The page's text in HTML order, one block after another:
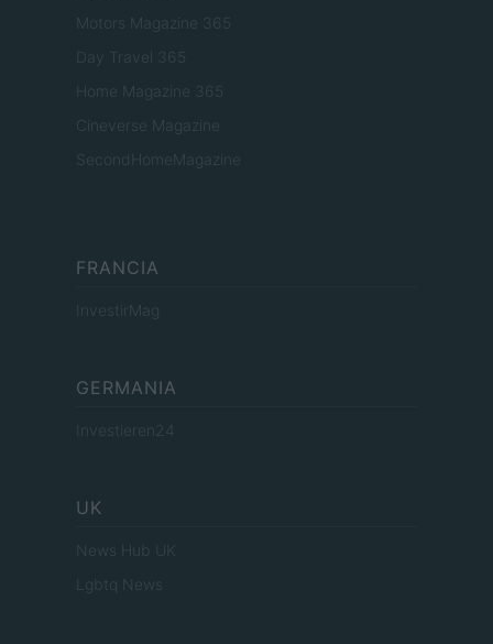
Motors Magazine 365
Day Travel 365
Home Magazine 365
Cineverse Magazine
SecondHomeMagazine
FRANCIA
InvestirMag
GERMANIA
Investieren24
UK
News Hub UK
Lgbtq News